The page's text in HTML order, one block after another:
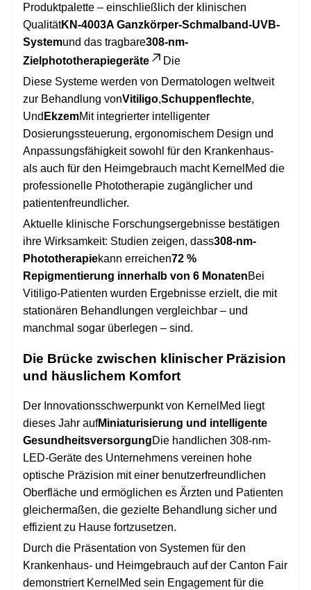
Produktpalette – einschließlich der klinischen
QualitätKN-4003A Ganzkörper-Schmalband-UVB-
Systemund das tragbare308-nm-
Zielphototherapiegeräte
Die
Diese Systeme werden von Dermatologen weltweit
zur Behandlung vonVitiligo,Schuppenflechte,
Und EkzemMit integrierter intelligenter
Dosierungssteuerung, ergonomischem Design und
Anpassungsfähigkeit sowohl für den Krankenhaus-
als auch für den Heimgebrauch macht KernelMed die
professionelle Phototherapie zugänglicher und
patientenfreundlicher.
Aktuelle klinische Forschungsergebnisse bestätigen
ihre Wirksamkeit: Studien zeigen, dass308-nm-
Phototherapiekann erreichen72 %
Repigmentierung innerhalb von 6 MonatenBei
Vitiligo-Patienten wurden Ergebnisse erzielt, die mit
stationären Behandlungen vergleichbar – und
manchmal sogar überlegen – sind.
Die Brücke zwischen klinischer Präzision
und häuslichem Komfort
Der Innovationsschwerpunkt von KernelMed liegt
dieses Jahr aufMiniaturisierung und intelligente
GesundheitsversorgungDie handlichen 308-nm-
LED-Geräte des Unternehmens vereinen hohe
optische Präzision mit einer benutzerfreundlichen
Oberfläche und ermöglichen es Ärzten und Patienten
gleichermaßen, die gezielte Behandlung sicher und
effizient zu Hause fortzusetzen.
Durch die Präsentation von Systemen für den
Krankenhaus- und Heimgebrauch auf der Canton Fair
demonstriert KernelMed sein Engagement für die